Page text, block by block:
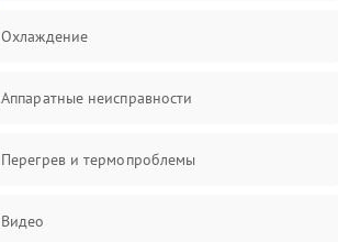
Охлаждение
Аппаратные неисправности
Перегрев и термопроблемы
Видео